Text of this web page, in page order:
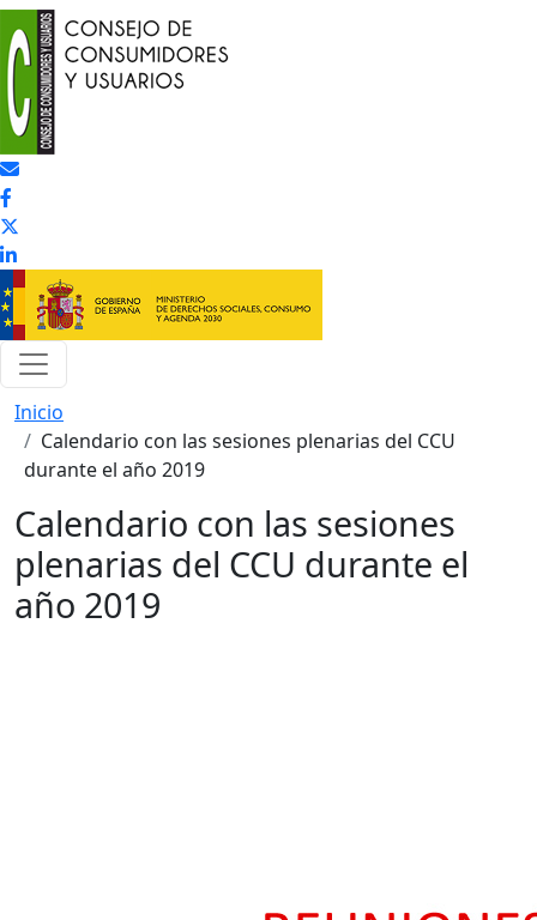
Pasar al contenido principal
Inicio
Calendario con las sesiones plenarias del CCU
durante el año 2019
Calendario con las sesiones
plenarias del CCU durante el
año 2019